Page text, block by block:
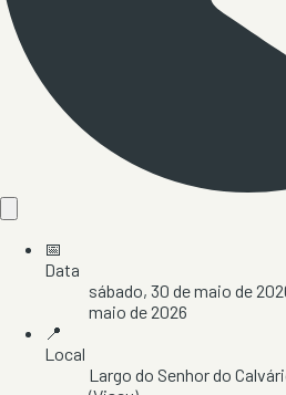
📅
Data
sábado, 30 de maio de
maio de 2026
📍
Local
Largo do Senhor do